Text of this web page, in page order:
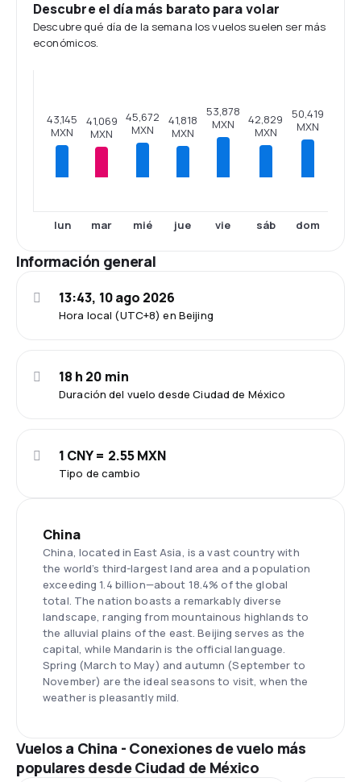
Descubre el día más barato para volar
Descubre qué día de la semana los vuelos suelen ser más
económicos.
43,145
MXN
lun
41,069
MXN
mar
45,672
MXN
mié
41,818
MXN
jue
53,878
MXN
vie
42,829
MXN
sáb
50,419
MXN
dom
Información general
Hora local (UTC+8) en Beijing
13:43, 10 ago 2026
Duración del vuelo desde Ciudad de México
18 h 20 min
Tipo de cambio
1 CNY = 2.55 MXN
China
China, located in East Asia, is a vast country with
the world’s third-largest land area and a population
exceeding 1.4 billion—about 18.4% of the global
total. The nation boasts a remarkably diverse
landscape, ranging from mountainous highlands to
the alluvial plains of the east. Beijing serves as the
capital, while Mandarin is the official language.
Spring (March to May) and autumn (September to
November) are the ideal seasons to visit, when the
weather is pleasantly mild.
Vuelos a China - Conexiones de vuelo más
populares desde Ciudad de México